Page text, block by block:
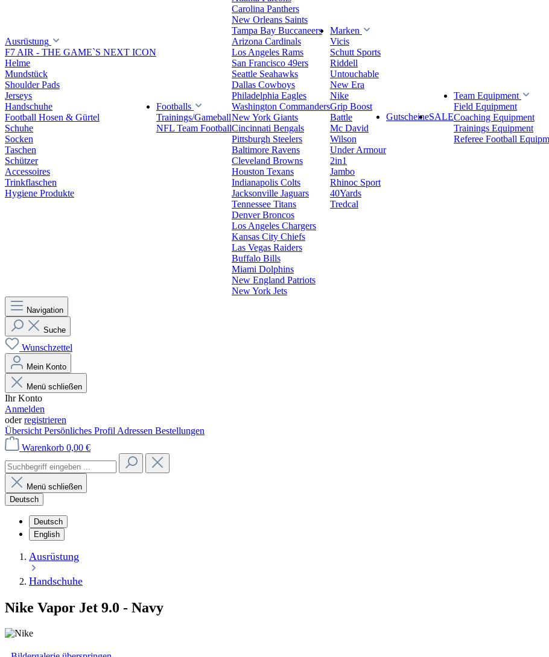
Ausrüstung
F7 AIR - THE GAME`S NEXT ICON
Helme
Mundstück
Shoulder Pads
Jerseys
Handschuhe
Football Hosen & Gürtel
Schuhe
Socken
Taschen
Schützer
Accessoires
Trinkflaschen
Hygiene Produkte
Footballs
Trainings/Gameball
NFL Team Football
Carolina Panthers
New Orleans Saints
Tampa Bay Buccaneers
Arizona Cardinals
Los Angeles Rams
San Francisco 49ers
Seattle Seahawks
Dallas Cowboys
Philadelphia Eagles
Washington Commanders
New York Giants
Cincinnati Bengals
Pittsburgh Steelers
Baltimore Ravens
Cleveland Browns
Houston Texans
Indianapolis Colts
Jacksonville Jaguars
Tennessee Titans
Denver Broncos
Los Angeles Chargers
Kansas City Chiefs
Las Vegas Raiders
Buffalo Bills
Miami Dolphins
New England Patriots
New York Jets
Marken
Vicis
Schutt Sports
Riddell
Untouchable
New Era
Nike
Grip Boost
Battle
Mc David
Wilson
Under Armour
2in1
Jambo
Rhinoc Sport
40Yards
Tredcal
GutscheineSALE
Team Equipment
Field Equipment
Coaching Equipment
Trainings Equipment
Referee Football
Navigation
Suche
Wunschzettel
Mein Konto
Menü schließen
Ihr Konto
Anmelden
oderregistrieren
Übersicht Persönliches Profil Adressen Bestellungen
Warenkorb 0,00 €
Menü schließen
Deutsch
Deutsch
English
Ausrüstung
Handschuhe
Nike Vapor Jet 9.0 - Navy